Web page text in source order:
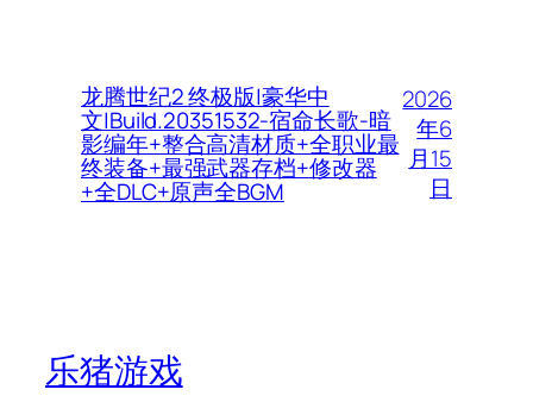
龙腾世纪2 终极版|豪华中
文|Build.20351532-宿命长歌-暗
影编年+整合高清材质+全职业最
终装备+最强武器存档+修改器
+全DLC+原声全BGM
2026
年6
月15
日
乐猪游戏